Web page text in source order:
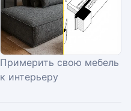
Примерить свою мебель
к интерьеру